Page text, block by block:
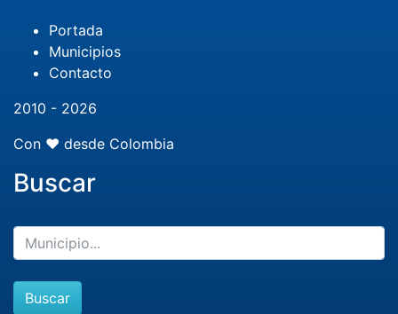
Portada
Municipios
Contacto
2010 - 2026
Con ❤️ desde Colombia
Buscar
Buscar